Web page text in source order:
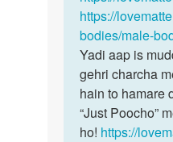
Vikash
Rajput
https://
bodies/male-
Yadi aap is
gehri charcha
hain to hamare
“Just Poocho”
ho! https://